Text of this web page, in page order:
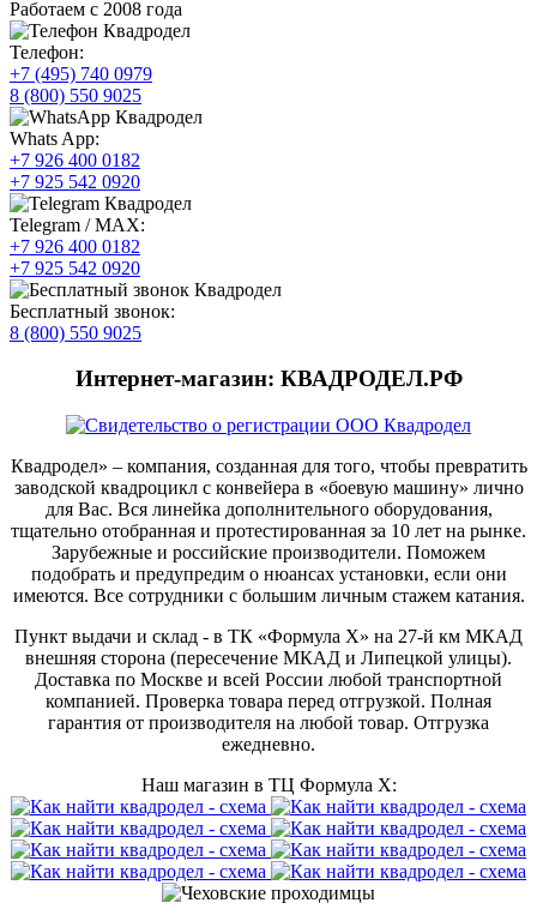
Работаем с 2008 года
Телефон:
+7 (495) 740 0979
8 (800) 550 9025
Whats App:
+7 926 400 0182
+7 925 542 0920
Telegram / MAX:
+7 926 400 0182
+7 925 542 0920
Бесплатный звонок:
8 (800) 550 9025
Интернет-магазин: КВАДРОДЕЛ.РФ
Квадродел» – компания, созданная для того, чтобы превратить
заводской квадроцикл с конвейера в «боевую машину» лично
для Вас. Вся линейка дополнительного оборудования,
тщательно отобранная и протестированная за 10 лет на рынке.
Зарубежные и российские производители. Поможем
подобрать и предупредим о нюансах установки, если они
имеются. Все сотрудники с большим личным стажем катания.
Пункт выдачи и склад - в ТК «Формула X» на 27-й км МКАД
внешняя сторона (пересечение МКАД и Липецкой улицы).
Доставка по Москве и всей России любой транспортной
компанией. Проверка товара перед отгрузкой. Полная
гарантия от производителя на любой товар. Отгрузка
ежедневно.
Наш магазин в ТЦ Формула Х: